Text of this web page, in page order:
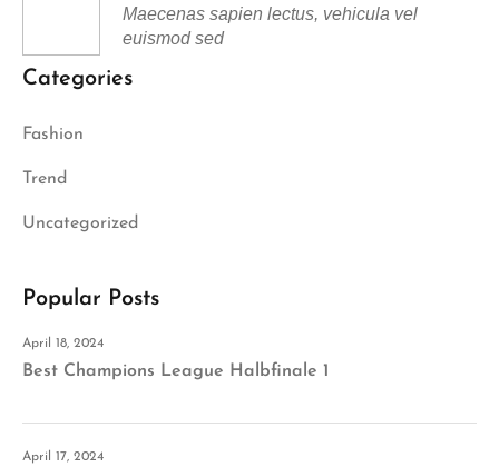
Maecenas sapien lectus, vehicula vel
euismod sed
Categories
Fashion
Trend
Uncategorized
Popular Posts
April 18, 2024
Best Champions League Halbfinale 1
April 17, 2024